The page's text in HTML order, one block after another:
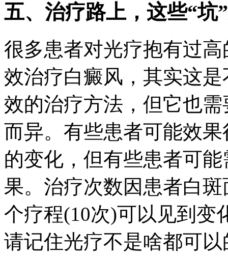
五、治疗路上，这些“坑
很多患者对光疗抱有过
效治疗白癜风，其实这
效的治疗方法，但它也
而异。有些患者可能效
的变化，但有些患者可
果。治疗次数因患者白
个疗程(10次)可以见到变
请记住光疗不是啥都可